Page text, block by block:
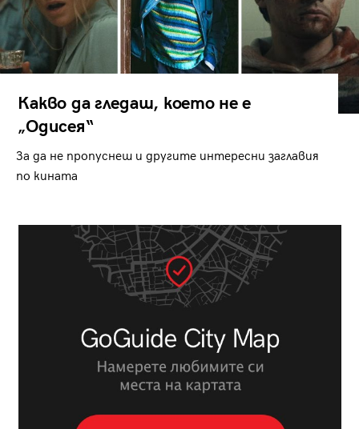
Какво да гледаш, което не е
„Одисея“
За да не пропуснеш и другите интересни заглавия
по кината